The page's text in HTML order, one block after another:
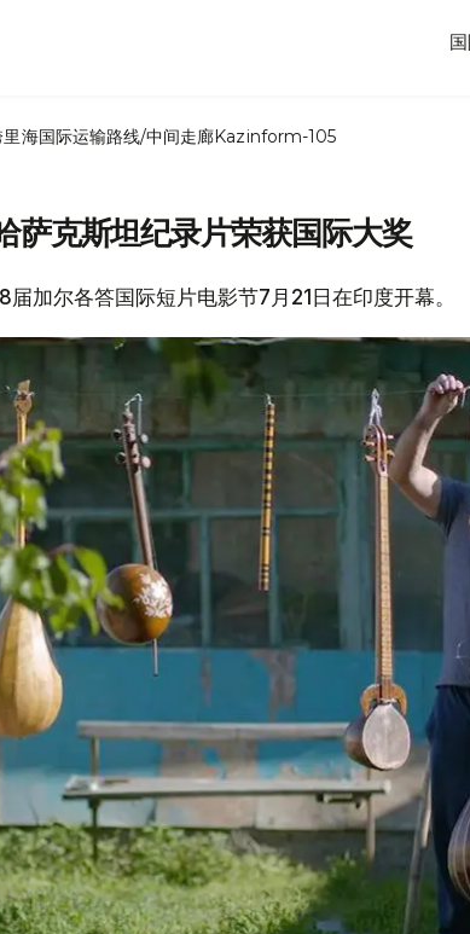
里海国际运输路线/中间走廊Kazinform-105
萨克斯坦纪录片荣获国际大奖
加尔各答国际短片电影节7月21日在印度开幕。